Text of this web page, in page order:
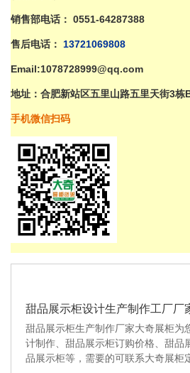
销售部电话： 0551-64287388
售后电话： 13721069808
Email:1078728999@qq.com
地址：合肥新站区五里山路五里天街3栋
手机微信扫码
甜品展示柜生产制作厂家大奇展柜为
计制作、甜品展示柜订购价格、甜品
品展示柜等，需要的可联系大奇展柜